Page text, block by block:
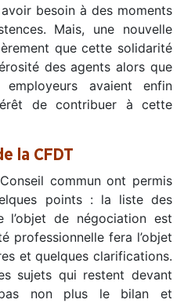
besoin à des moments
Mais, une nouvelle
que cette solidarité
des agents alors que
avaient enfin
de contribuer à cette
la CFDT
commun ont permis
points : la liste des
l’objet de négociation est
professionnelle fera l’objet
et quelques clarifications.
sujets qui restent devant
pas non plus le bilan et